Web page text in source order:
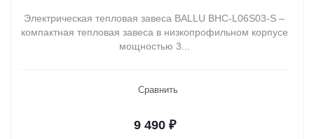
Электрическая тепловая завеса BALLU BHC-L06S03-S –
компактная тепловая завеса в низкопрофильном корпусе
мощностью 3...
Сравнить
9 490₽